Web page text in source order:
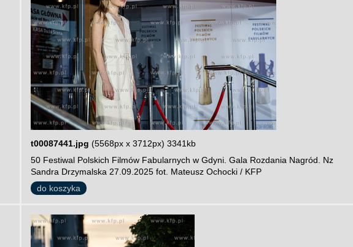
t00087441.jpg (5568px x 3712px) 3341kb
50 Festiwal Polskich Filmów Fabularnych w Gdyni. Gala Rozdania Nagród. Nz
Sandra Drzymalska 27.09.2025 fot. Mateusz Ochocki / KFP
do koszyka